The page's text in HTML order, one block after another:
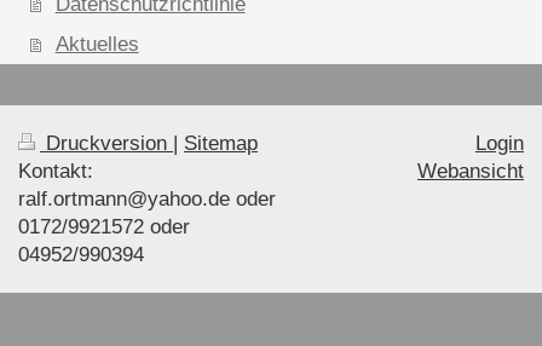
Aktuelles
Druckversion | Sitemap
Kontakt:
ralf.ortmann@yahoo.de oder
0172/9921572 oder
04952/990394
Login
Webansicht